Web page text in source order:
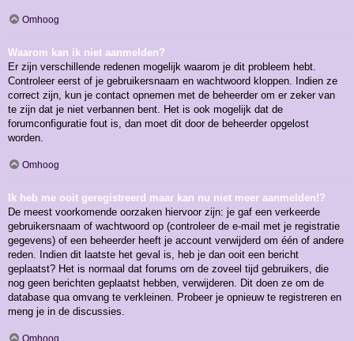
Omhoog
Waarom kan ik niet aanmelden?
Er zijn verschillende redenen mogelijk waarom je dit probleem hebt.
Controleer eerst of je gebruikersnaam en wachtwoord kloppen. Indien ze
correct zijn, kun je contact opnemen met de beheerder om er zeker van
te zijn dat je niet verbannen bent. Het is ook mogelijk dat de
forumconfiguratie fout is, dan moet dit door de beheerder opgelost
worden.
Omhoog
Ik heb me ooit geregistreerd maar kan nu niet meer aanmelden!?
De meest voorkomende oorzaken hiervoor zijn: je gaf een verkeerde
gebruikersnaam of wachtwoord op (controleer de e-mail met je registratie
gegevens) of een beheerder heeft je account verwijderd om één of andere
reden. Indien dit laatste het geval is, heb je dan ooit een bericht
geplaatst? Het is normaal dat forums om de zoveel tijd gebruikers, die
nog geen berichten geplaatst hebben, verwijderen. Dit doen ze om de
database qua omvang te verkleinen. Probeer je opnieuw te registreren en
meng je in de discussies.
Omhoog